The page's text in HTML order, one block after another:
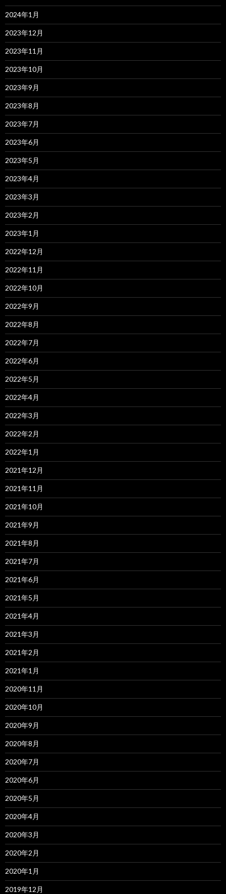
2024年1月
2023年12月
2023年11月
2023年10月
2023年9月
2023年8月
2023年7月
2023年6月
2023年5月
2023年4月
2023年3月
2023年2月
2023年1月
2022年12月
2022年11月
2022年10月
2022年9月
2022年8月
2022年7月
2022年6月
2022年5月
2022年4月
2022年3月
2022年2月
2022年1月
2021年12月
2021年11月
2021年10月
2021年9月
2021年8月
2021年7月
2021年6月
2021年5月
2021年4月
2021年3月
2021年2月
2021年1月
2020年11月
2020年10月
2020年9月
2020年8月
2020年7月
2020年6月
2020年5月
2020年4月
2020年3月
2020年2月
2020年1月
2019年12月